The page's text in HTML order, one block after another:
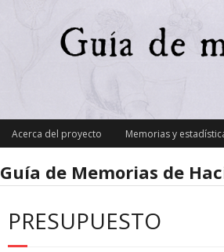
Acerca del proyecto Memorias y
Guía de Memorias de
PRESUPUESTO